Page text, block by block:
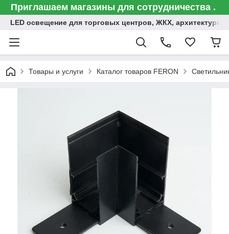
Приглашаем магазины для сотрудничества .
LED освещение для торговых центров, ЖКХ,
Товары и услуги Каталог товаров FERON